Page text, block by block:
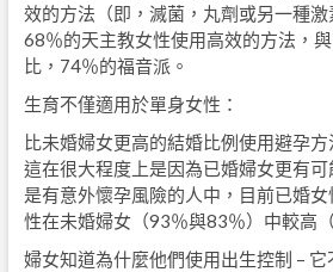
效的方法（即，滅菌，丸劑或另一種
68％的天主教女性使用高效的方法，
比，74％的福音派。
生育不僅適用於單身女性：
比未婚婦女更高的結婚比例使用避孕
這在很大程度上是因為已婚婦女更有
是有意外懷孕風險的人中，目前已婚
性在未婚婦女（93％與83％）中較高（
婦女知道為什麼他們使用出生控制 –